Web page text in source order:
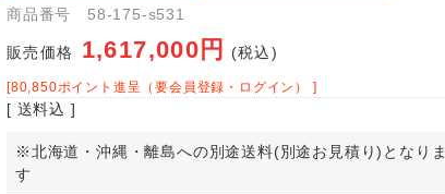
商品番号 58-175-s531
販売価格 1,617,000円 (税込)
[80,850ポイント進呈（要会員登録・ログイン） ]
[ 送料込 ]
※北海道・沖縄・離島への別途送料(別途お見積り)となりま
す